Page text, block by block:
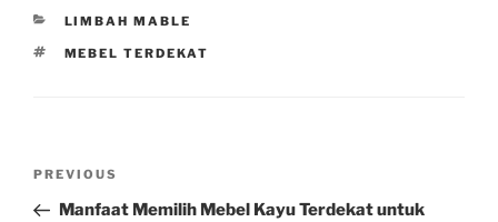
CATEGORIES
LIMBAH MABLE
TAGS
MEBEL TERDEKAT
Previous
Post
PREVIOUS
Manfaat Memilih Mebel Kayu Terdekat untuk